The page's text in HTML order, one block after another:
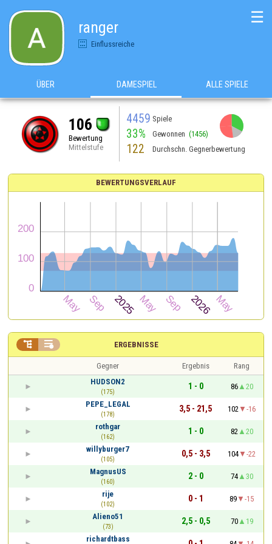
ranger
Einflussreiche
☰
ÜBER DAMESPIEL ALLE SPIELE
106
Bewertung
Mittelstufe
4459 Spiele
33% Gewonnen (1456)
122 Durchschn. Gegnerbewertung
BEWERTUNGSVERLAUF
ERGEBNISSE
 
Gegner Ergebnis
Rang
HUDSON2
(175)
1 - 0 86
20
PEPE_LEGAL
(178)
3,5 - 21,5 102
-16
rothgar
(162)
1 - 0 82
20
willyburger7
(105)
0,5 - 3,5 104
-22
MagnusUS
(160)
2 - 0 74
30
rije
(102)
0 - 1 89
-15
Alieno51
(73)
2,5 - 0,5 70
19
richardtbass